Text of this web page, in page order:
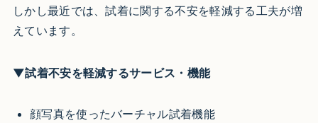
しかし最近では、試着に関する不安を軽減する工夫が増
えています。
▼試着不安を軽減するサービス・機能
顔写真を使ったバーチャル試着機能